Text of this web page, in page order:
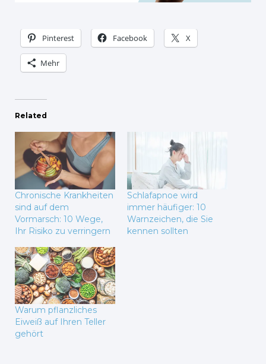
Pinterest Facebook X
Mehr
Related
Chronische Krankheiten
sind auf dem
Vormarsch: 10 Wege,
Ihr Risiko zu verringern
Schlafapnoe wird
immer häufiger: 10
Warnzeichen, die Sie
kennen sollten
Warum pflanzliches
Eiweiß auf Ihren Teller
gehört